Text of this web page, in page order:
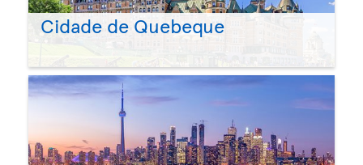
Cidade de Quebeque